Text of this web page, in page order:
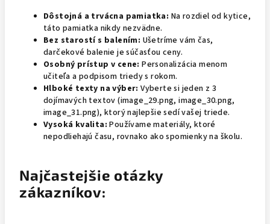
Dôstojná a trvácna pamiatka: Na rozdiel od kytice,
táto pamiatka nikdy nezvädne.
Bez starostí s balením: Ušetríme vám čas,
darčekové balenie je súčasťou ceny.
Osobný prístup v cene: Personalizácia menom
učiteľa a podpisom triedy s rokom.
Hlboké texty na výber: Vyberte si jeden z 3
dojímavých textov (image_29.png, image_30.png,
image_31.png), ktorý najlepšie sedí vašej triede.
Vysoká kvalita: Používame materiály, ktoré
nepodliehajú času, rovnako ako spomienky na školu.
Najčastejšie otázky
zákazníkov: